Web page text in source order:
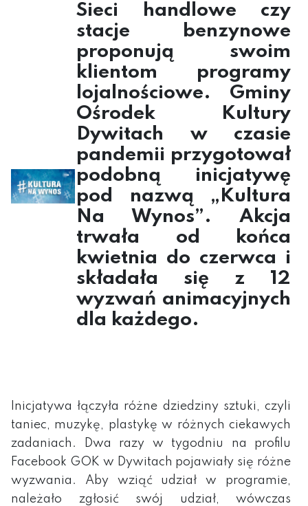
Sieci handlowe czy
stacje benzynowe
proponują swoim
klientom programy
lojalnościowe. Gminy
Ośrodek Kultury
Dywitach w czasie
pandemii przygotował
podobną inicjatywę
pod nazwą „Kultura
Na Wynos”. Akcja
trwała od końca
kwietnia do czerwca i
składała się z 12
wyzwań animacyjnych
dla każdego.
Inicjatywa łączyła różne dziedziny sztuki, czyli
taniec, muzykę, plastykę w różnych ciekawych
zadaniach. Dwa razy w tygodniu na profilu
Facebook GOK w Dywitach pojawiały się różne
wyzwania. Aby wziąć udział w programie,
należało zgłosić swój udział, wówczas